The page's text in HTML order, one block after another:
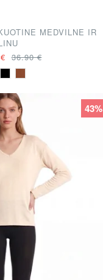
MEDVILNE IR
36.90 €
43%